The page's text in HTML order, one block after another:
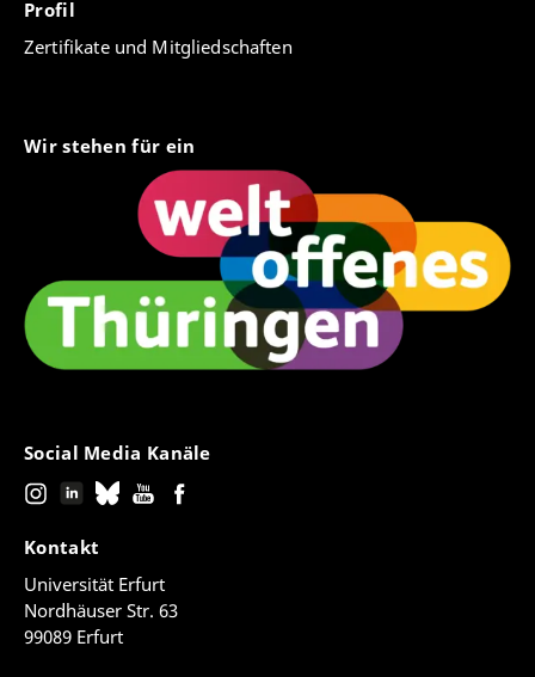
Profil
Zertifikate und Mitgliedschaften
Wir stehen für ein
Social Media Kanäle
Kontakt
Universität Erfurt
Nordhäuser Str. 63
99089 Erfurt